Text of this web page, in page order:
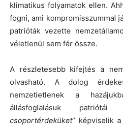
klimatikus folyamatok ellen.
fogni, ami kompromisszummal
patrióták vezette
véletlenül sem fér össze.
A részletesebb kifejtés a
olvasható. A dolog
nemzetietlenek a
állásfoglalásuk
csoportérdeküket” képviselik